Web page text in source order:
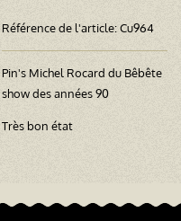
Référence de l'article:Cu964
Pin's Michel Rocard du Bêbête
show des années 90
Très bon état